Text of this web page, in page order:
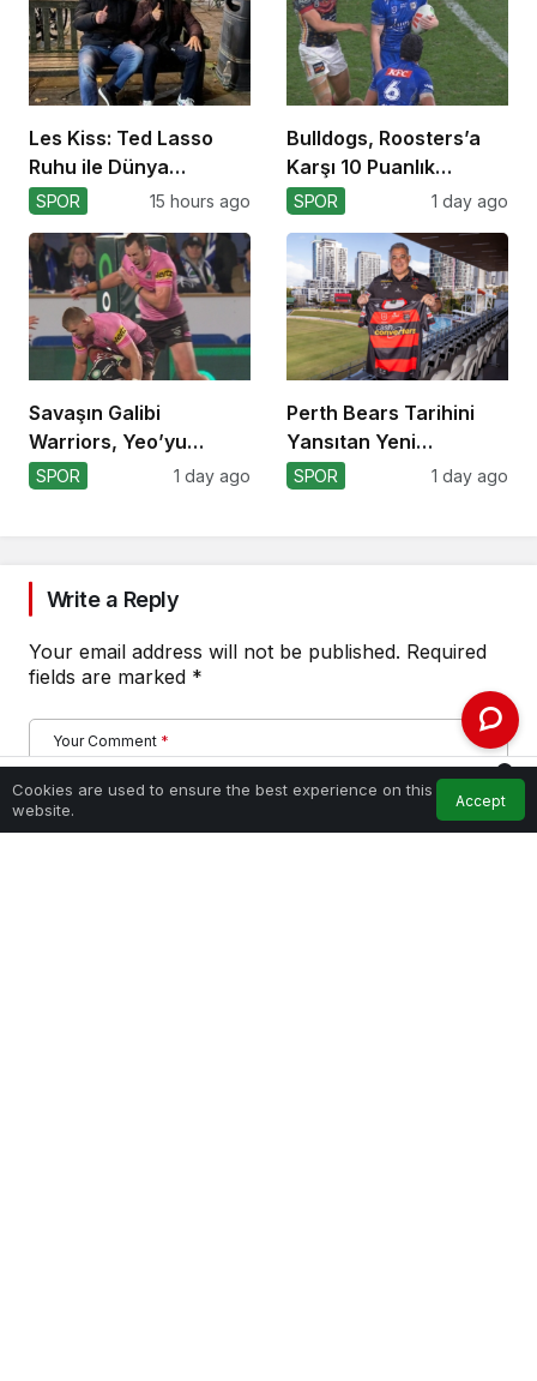
Les Kiss: Ted Lasso
Ruhu ile Dünya
Kupası’na
SPOR 15 hours ago
Bulldogs, Roosters’a
Karşı 10 Puanlık
Avantajı Yitirdi
SPOR 1 day ago
Savaşın Galibi
Warriors, Yeo’yu
Kaybetti!
SPOR 1 day ago
Perth Bears Tarihini
Yansıtan Yeni
Formasını Tanıttı
SPOR 1 day ago
Write a Reply
Your email address will not be published. Required
fields are marked *
Your Comment *
Cookies are used to ensure the best experience on this
website.
Accept
Home Notifications